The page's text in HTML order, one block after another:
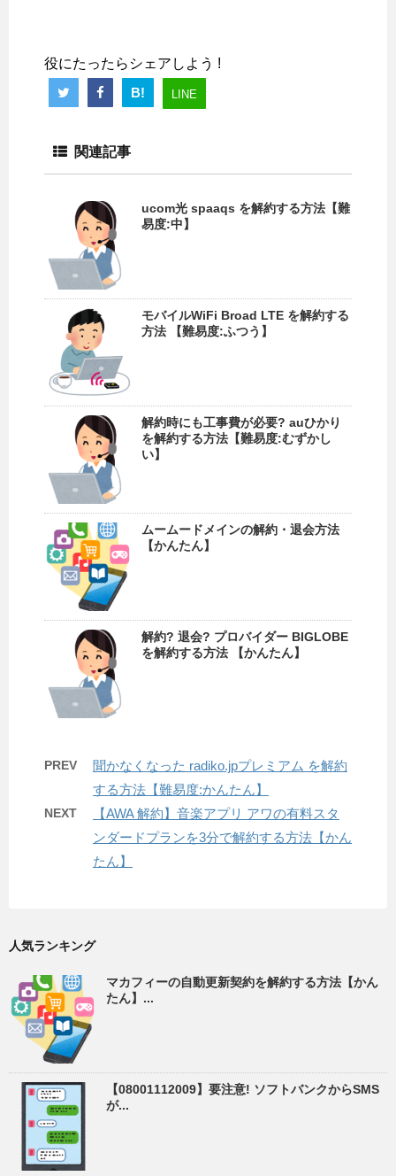
役にたったらシェアしよう !
B!
LINE
関連記事
ucom光 spaaqs を解約する方法【難
易度:中】
モバイルWiFi Broad LTE を解約する
方法 【難易度:ふつう】
解約時にも工事費が必要? auひかり
を解約する方法【難易度:むずかし
い】
ムームードメインの解約・退会方法
【かんたん】
解約? 退会? プロバイダー BIGLOBE
を解約する方法 【かんたん】
PREV
聞かなくなった radiko.jpプレミアム を解約
する方法【難易度:かんたん】
NEXT
【AWA 解約】音楽アプリ アワの有料スタ
ンダードプランを3分で解約する方法【かん
たん】
人気ランキング
マカフィーの自動更新契約を解約する方法【かん
たん】...
【08001112009】要注意! ソフトバンクからSMS
が...